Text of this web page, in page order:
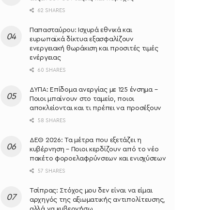
62 SHARES
Παπασταύρου: Ισχυρά εθνικά και
ευρωπαϊκά δίκτυα εξασφαλίζουν
ενεργειακή θωράκιση και προσιτές τιμές
ενέργειας
60 SHARES
ΔΥΠΑ: Επίδομα ανεργίας με 125 ένσημα –
Ποιοι μπαίνουν στο ταμείο, ποιοι
αποκλείονται και τι πρέπει να προσέξουν
58 SHARES
ΔΕΘ 2026: Τα μέτρα που εξετάζει η
κυβέρνηση – Ποιοι κερδίζουν από το νέο
πακέτο φοροελαφρύνσεων και ενισχύσεων
57 SHARES
Τσίπρας: Στόχος μου δεν είναι να είμαι
αρχηγός της αξιωματικής αντιπολίτευσης,